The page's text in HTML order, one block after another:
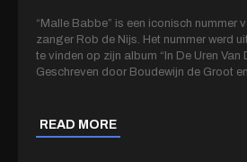
“Malle Babbe” is een iconisch nummer
zanger Rob de Nijs. Het nummer werd
te vinden op zijn album “In De Uren Van
Geschreven door Boudewijn de Groot en
READ MORE